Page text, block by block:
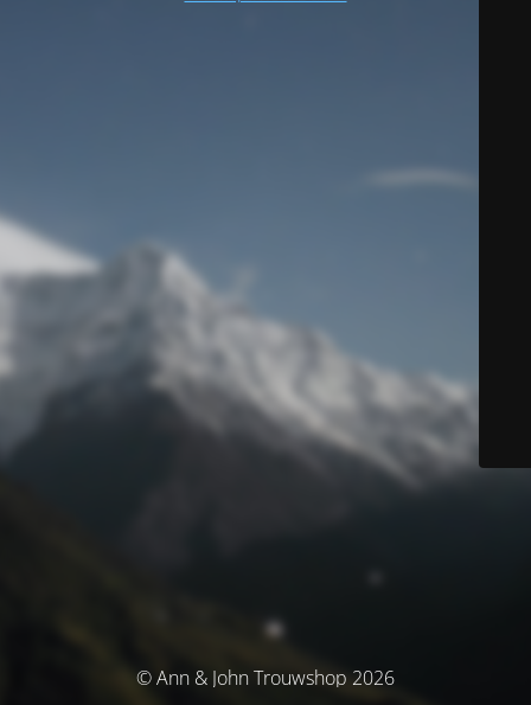
© Ann & John Trouwshop 2026